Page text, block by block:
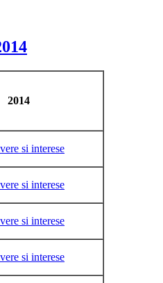
2014
si interese
si interese
si interese
si interese